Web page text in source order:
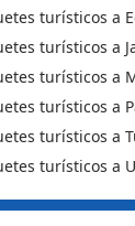
turísticos a
turísticos a
turísticos a
turísticos a
turísticos a
turísticos a